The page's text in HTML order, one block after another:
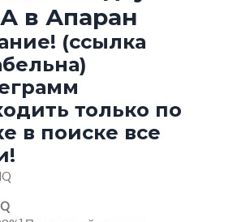
в Апаран
(ссылка
только по
в поиске все